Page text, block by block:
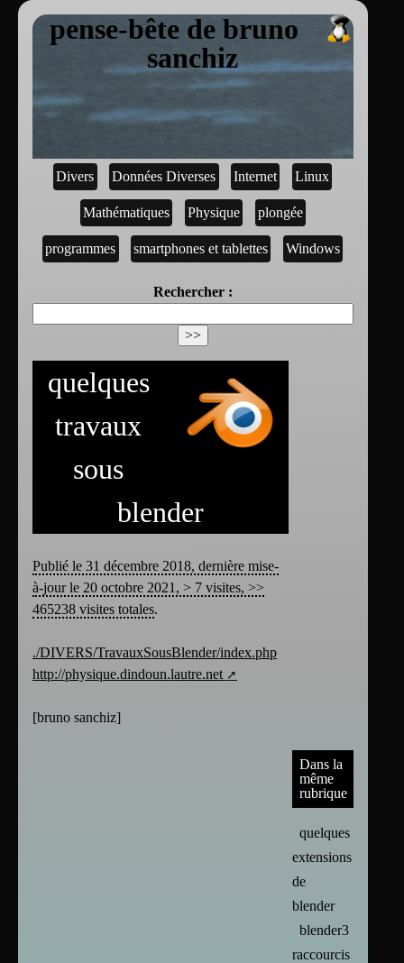
pense-bête de bruno
sanchiz
Divers Données Diverses Internet Linux
Mathématiques Physique plongée
programmes smartphones et tablettes Windows
Rechercher :
quelques
travaux
sous
blender
Publié le 31 décembre 2018, dernière mise-
à-jour le 20 octobre 2021, > 7 visites, >>
465238 visites totales.
./DIVERS/TravauxSousBlender/index.php
http://physique.dindoun.lautre.net
[bruno sanchiz]
Dans la
même
rubrique
quelques
extensions
de
blender
blender3
raccourcis